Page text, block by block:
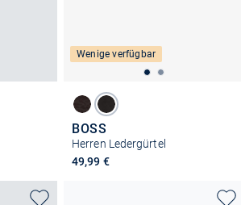
Wenige verfügbar
BOSS
Herren Ledergürtel
49,99 €